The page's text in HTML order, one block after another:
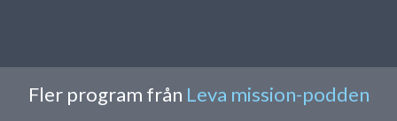
Fler program från Leva mission-podden